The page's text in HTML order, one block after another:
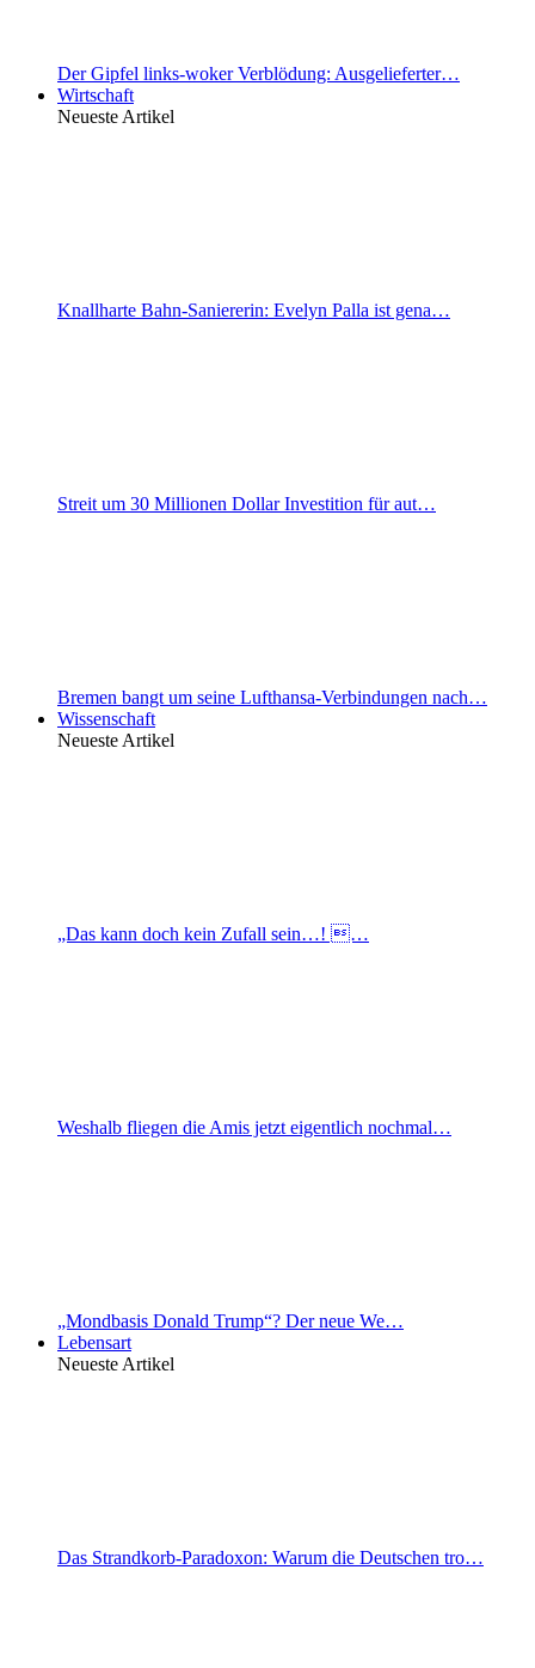
Der Gipfel links-woker Verblödung: Ausgelieferter…
Wirtschaft
Neueste Artikel
Knallharte Bahn-Saniererin: Evelyn Palla ist gena…
Streit um 30 Millionen Dollar Investition für aut…
Bremen bangt um seine Lufthansa-Verbindungen nach…
Wissenschaft
Neueste Artikel
„Das kann doch kein Zufall sein…! …
Weshalb fliegen die Amis jetzt eigentlich nochmal…
„Mondbasis Donald Trump“? Der neue We…
Lebensart
Neueste Artikel
Das Strandkorb-Paradoxon: Warum die Deutschen tro…